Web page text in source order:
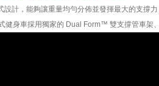
設計，能夠讓重量均勻分佈並發揮最大的支撐
健身車採用獨家的 Dual Form™ 雙支撐管車